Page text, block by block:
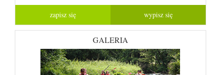
GALERIA